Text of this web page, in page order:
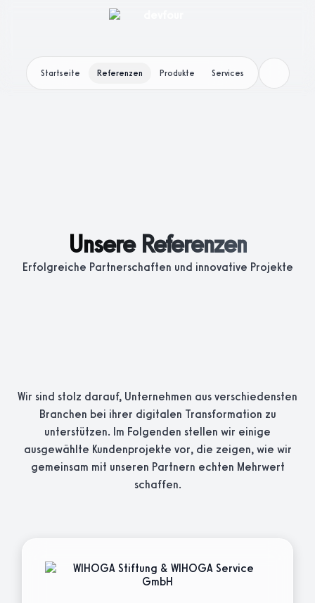
Startseite Referenzen Produkte Services
Unsere Referenzen
Erfolgreiche Partnerschaften und innovative Projekte
Wir sind stolz darauf, Unternehmen aus verschiedensten
Branchen bei ihrer digitalen Transformation zu
unterstützen. Im Folgenden stellen wir einige
ausgewählte Kundenprojekte vor, die zeigen, wie wir
gemeinsam mit unseren Partnern echten Mehrwert
schaffen.